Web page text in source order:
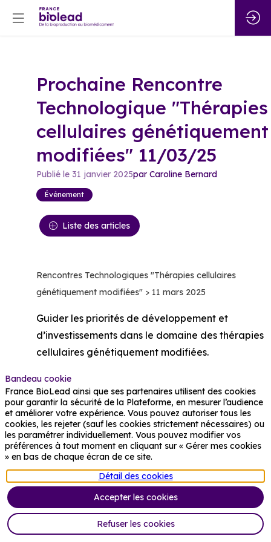
Prochaine Rencontre
Technologique "Thérapies
cellulaires génétiquement
modifiées" 11/03/25
Publié le 31 janvier 2025par Caroline Bernard
Événement
Liste des articles
Rencontres Technologiques "Thérapies cellulaires
génétiquement modifiées" > 11 mars 2025
Guider les priorités de développement et
d’investissements dans le domaine des thérapies
cellulaires génétiquement modifiées.
Cela se traduit par la constitution d’une synthèse
identifiant le présent (état de l’art, verrous
technologiques limitant le développement, forces
françaises) et anticipant le développement
probable (médico-économique, innovations
incrémentales et innovation de rupture).
Bandeau cookie
France BioLead ainsi que ses partenaires utilisent des cookies
pour garantir la sécurité de la Plateforme, en mesurer l’audience
et améliorer votre expérience. Vous pouvez autoriser tous les
cookies, les rejeter (sauf les cookies strictement nécessaires) ou
les paramétrer individuellement. Vous pouvez modifier vos
préférences à tout moment en cliquant sur « Gérer mes cookies
» en bas de chaque écran de ce site.
Détail des cookies
Accepter les cookies
Refuser les cookies